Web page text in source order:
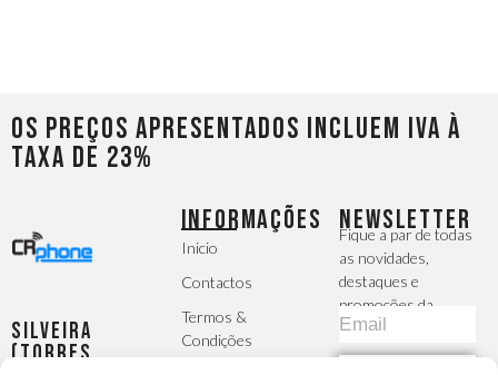
Os preços apresentados incluem IVA à
taxa de 23%
Silveira
(Torres
INFORMAÇÕES
Inicio
Contactos
Termos &
Condições
NEWSLETTER
Fique a par de todas
as novidades,
destaques e
promoções da
CRphone